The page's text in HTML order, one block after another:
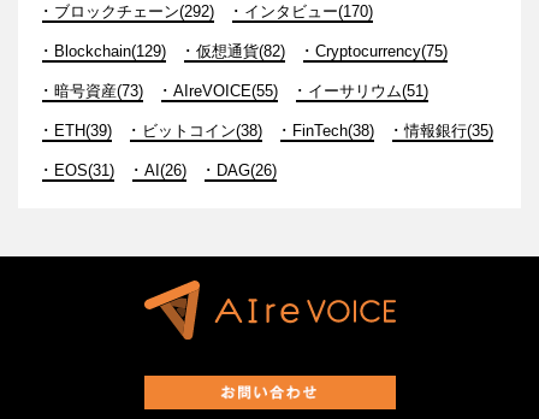
ブロックチェーン(292) インタビュー(170)
Blockchain(129) 仮想通貨(82) Cryptocurrency(75)
暗号資産(73) AIreVOICE(55) イーサリウム(51)
ETH(39) ビットコイン(38) FinTech(38) 情報銀行(35)
EOS(31) AI(26) DAG(26)